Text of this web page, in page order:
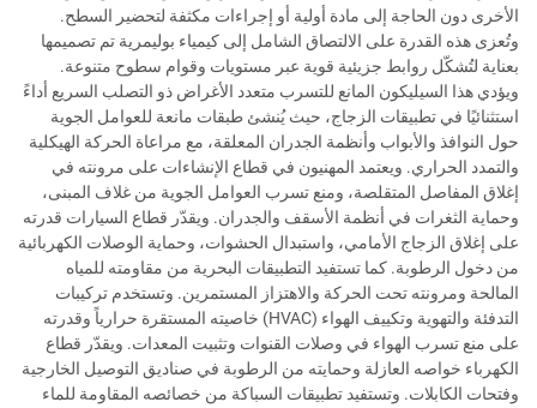
الأخرى دون الحاجة إلى مادة أولية أو إجراءات مكثفة لتحضير السطح.
وتُعزى هذه القدرة على الالتصاق الشامل إلى كيمياء بوليمرية تم تصميمها
بعناية لتُشكّل روابط جزيئية قوية عبر مستويات وقوام سطوح متنوعة.
ويؤدي هذا السيليكون المانع للتسرب متعدد الأغراض ذو التصلب السريع أداءً
استثنائيًا في تطبيقات الزجاج، حيث يُنشئ طبقات مانعة للعوامل الجوية
حول النوافذ والأبواب وأنظمة الجدران المعلقة، مع مراعاة الحركة الهيكلية
والتمدد الحراري. ويعتمد المهنيون في قطاع الإنشاءات على مرونته في
إغلاق المفاصل المتقلصة، ومنع تسرب العوامل الجوية من غلاف المبنى،
وحماية الثغرات في أنظمة الأسقف والجدران. ويقدّر قطاع السيارات قدرته
على إغلاق الزجاج الأمامي، واستبدال الحشوات، وحماية الوصلات الكهربائية
من دخول الرطوبة. كما تستفيد التطبيقات البحرية من مقاومته للمياه
المالحة ومرونته تحت الحركة والاهتزاز المستمرين. وتستخدم تركيبات
التدفئة والتهوية وتكييف الهواء (HVAC) خاصيته المستقرة حرارياً وقدرته
على منع تسرب الهواء في وصلات القنوات وتثبيت المعدات. ويقدّر قطاع
الكهرباء خواصه العازلة وحمايته من الرطوبة في صناديق التوصيل الخارجية
وفتحات الكابلات. وتستفيد تطبيقات السباكة من خصائصه المقاومة للماء